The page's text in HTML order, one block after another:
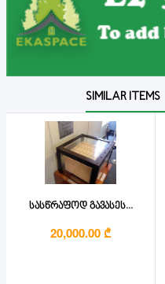
SIMILAR ITEMS
სასწრაფოდ გავასეს...
20,000.00 ₾